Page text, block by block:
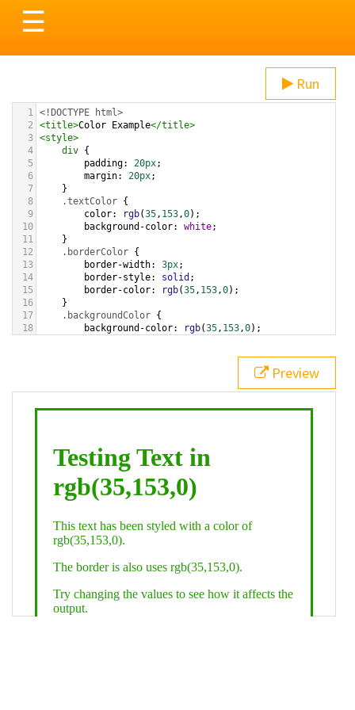
Toggle
navigation
☰
Run
1 <!DOCTYPE html>
2
<title>Color Example</title>
3 <style>
4
div {
5
padding: 20px;
6
margin: 20px;
7
}
8
.textColor {
9
color: rgb(35, 153,0);
10
background-color: white;
11
}
12
.borderColor {
13
border-width: 3px;
14
border-style: solid ;
15
border-color: rgb(35, 153,0);
16
}
17
.backgroundColor {
18
background-color: rgb(35, 153,0);
bottom ,
white, rgb(35,153,0));
div class="textColor borderColor"
< h1>Testing Text in rgb(35,153,0)
Preview